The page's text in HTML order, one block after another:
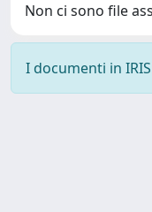
Non ci sono file
I documenti in